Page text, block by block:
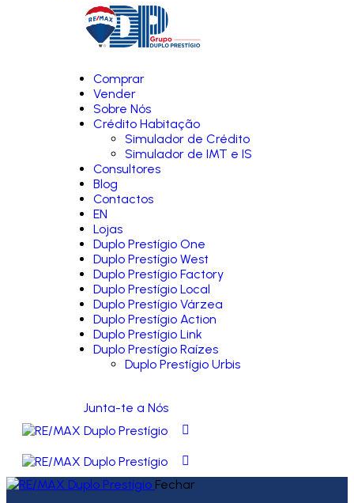
Comprar
Vender
Sobre Nós
Crédito Habitação
Simulador de Crédito
Simulador de IMT e IS
Consultores
Blog
Contactos
EN
Lojas
Duplo Prestígio One
Duplo Prestígio West
Duplo Prestígio Factory
Duplo Prestígio Local
Duplo Prestígio Várzea
Duplo Prestígio Action
Duplo Prestígio Link
Duplo Prestígio Raízes
Duplo Prestígio Urbis
Junta-te a Nós
Fechar